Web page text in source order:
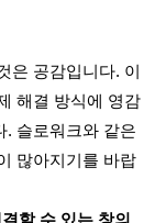
은 공감입니다. 이
해결 방식에 영감
. 슬로워크와 같은
많아지기를 바랍